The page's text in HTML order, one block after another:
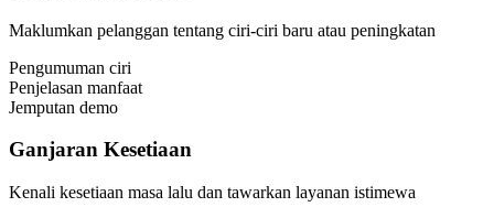
Maklumkan pelanggan tentang ciri-ciri baru atau peningkatan
Pengumuman ciri
Penjelasan manfaat
Jemputan demo
Ganjaran Kesetiaan
Kenali kesetiaan masa lalu dan tawarkan layanan istimewa